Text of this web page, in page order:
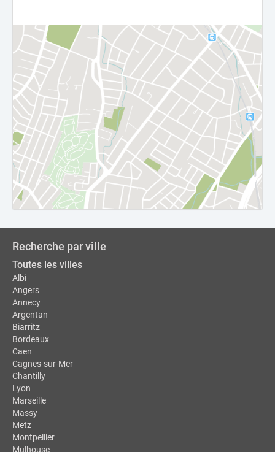
Recherche par ville
Toutes les villes
Albi
Angers
Annecy
Argentan
Biarritz
Bordeaux
Caen
Cagnes-sur-Mer
Chantilly
Lyon
Marseille
Massy
Metz
Montpellier
Mulhouse